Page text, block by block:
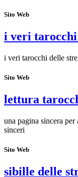
Sito Web
i veri tarocchi
i veri tarocchi delle
Sito Web
lettura
una pagina sincera
sinceri
Sito Web
sibille delle